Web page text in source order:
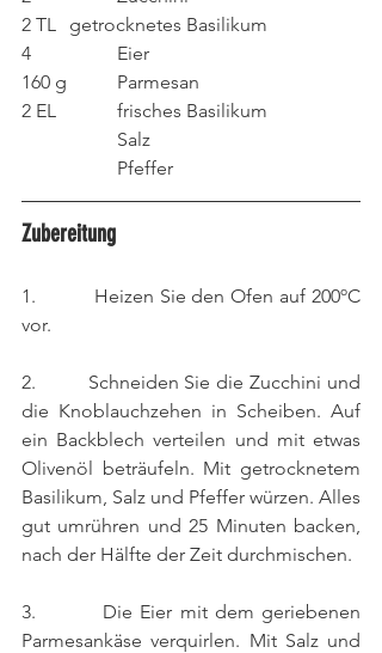
2 TL 	getrocknetes Basilikum
4 		Eier
160 g 	Parmesan
2 EL		frisches Basilikum
		Salz
		Pfeffer
Zubereitung
1.          Heizen Sie den Ofen auf 200ºC
vor.
2.         Schneiden Sie die Zucchini und
die Knoblauchzehen in Scheiben. Auf
ein Backblech verteilen und mit etwas
Olivenöl beträufeln. Mit getrocknetem
Basilikum, Salz und Pfeffer würzen. Alles
gut umrühren und 25 Minuten backen,
nach der Hälfte der Zeit durchmischen.
3.         Die Eier mit dem geriebenen
Parmesankäse verquirlen. Mit Salz und